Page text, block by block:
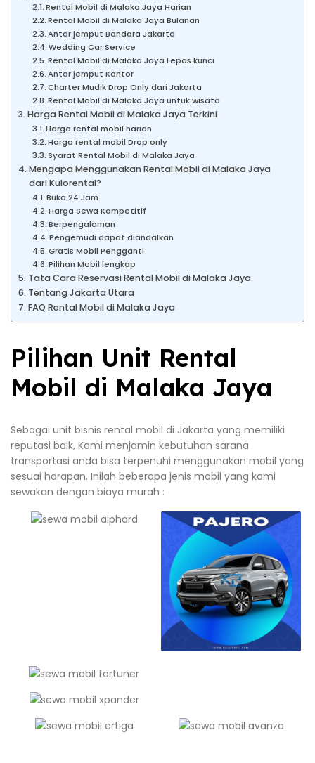
Rental Mobil di Malaka Jaya Harian
Rental Mobil di Malaka Jaya Bulanan
Antar jemput Bandara Jakarta
Wedding Car Service
Rental Mobil di Malaka Jaya Lepas kunci
Antar jemput Kantor
Charter Mudik Drop Only dari Jakarta
Rental Mobil di Malaka Jaya untuk wisata
Harga Rental Mobil di Malaka Jaya Terkini
Harga rental mobil harian
Harga rental mobil Drop only
Syarat Rental Mobil di Malaka Jaya
Mengapa Menggunakan Rental Mobil di Malaka Jaya
dari Kulorental?
Buka 24 Jam
Harga Sewa Kompetitif
Berpengalaman
Pengemudi dapat diandalkan
Gratis Mobil Pengganti
Pilihan Mobil lengkap
Tata Cara Reservasi Rental Mobil di Malaka Jaya
Tentang Jakarta Utara
FAQ Rental Mobil di Malaka Jaya
Pilihan Unit Rental
Mobil di Malaka Jaya
Sebagai unit bisnis rental mobil di Jakarta yang memiliki
reputasi baik, Kami menjamin kebutuhan sarana
transportasi anda bisa terpenuhi menggunakan mobil yang
sesuai harapan. Inilah beberapa jenis mobil yang kami
sewakan dengan biaya murah :